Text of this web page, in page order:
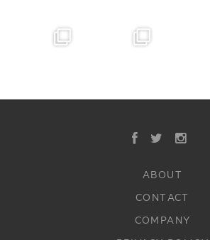
ABOUT
CONTACT
COMPANY